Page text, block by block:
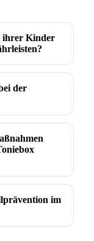
ihrer Kinder
der
im